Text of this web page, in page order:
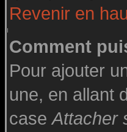
Revenir en
Comment
Pour ajouter
une, en allant
caseAttacher